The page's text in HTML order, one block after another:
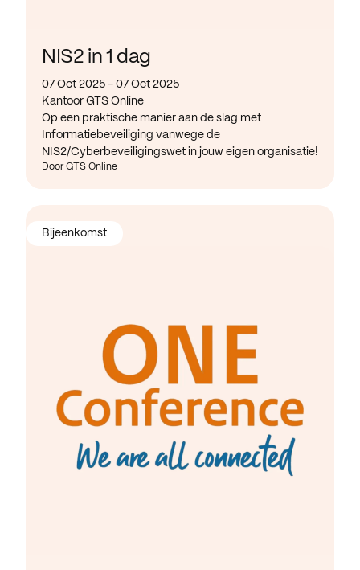
NIS2 in 1 dag
07 Oct 2025 - 07 Oct 2025
Kantoor GTS Online
Op een praktische manier aan de slag met
Informatiebeveiliging vanwege de
NIS2/Cyberbeveiligingswet in jouw eigen organisatie!
Door GTS Online
Bijeenkomst